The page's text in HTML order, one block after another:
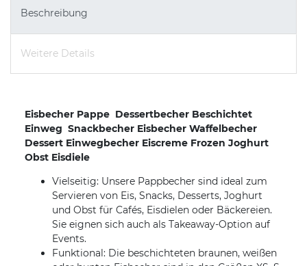
Beschreibung
Weitere Details
Eisbecher Pappe  Dessertbecher Beschichtet
Einweg  Snackbecher Eisbecher Waffelbecher
Dessert Einwegbecher Eiscreme Frozen Joghurt
Obst Eisdiele
Vielseitig: Unsere Pappbecher sind ideal zum
Servieren von Eis, Snacks, Desserts, Joghurt
und Obst für Cafés, Eisdielen oder Bäckereien.
Sie eignen sich auch als Takeaway-Option auf
Events.
Funktional: Die beschichteten braunen, weißen